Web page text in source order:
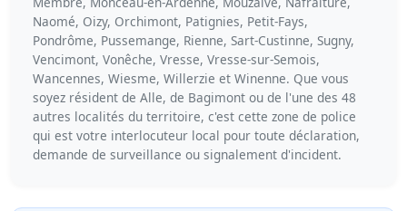
Naomé, Oizy, Orchimont, Patignies, Petit-Fays,
Pondrôme, Pussemange, Rienne, Sart-Custinne, Sugny,
Vencimont, Vonêche, Vresse, Vresse-sur-Semois,
Wancennes, Wiesme, Willerzie et Winenne. Que vous
soyez résident de Alle, de Bagimont ou de l'une des 48
autres localités du territoire, c'est cette zone de police
qui est votre interlocuteur local pour toute déclaration,
demande de surveillance ou signalement d'incident.